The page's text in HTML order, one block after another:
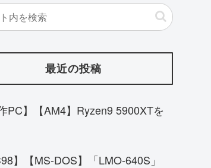
最近の投稿
PC】【AM4】Ryzen9 5900XTを
】【MS-DOS】「LMO-640S」